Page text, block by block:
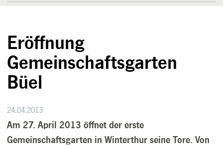
Eröffnung
Gemeinschaftsgarten
Büel
24.04.2013
Am 27. April 2013 öffnet der erste
Gemeinschaftsgarten in Winterthur seine Tore. Von